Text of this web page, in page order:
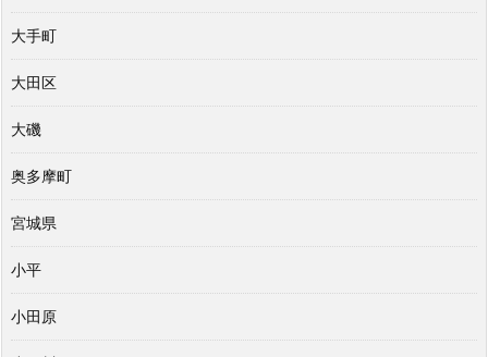
大手町
大田区
大磯
奥多摩町
宮城県
小平
小田原